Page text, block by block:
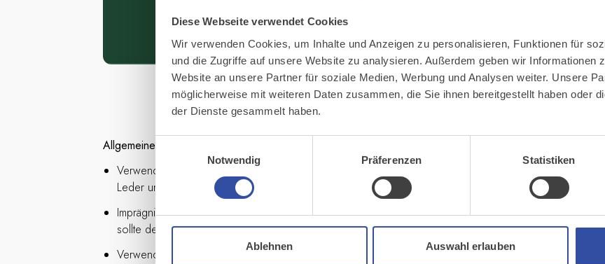
Diese Webseite verwendet Cookies
Wir verwenden Cookies, um Inhalte und Anzeigen zu personalisieren, Funktionen für
und die Zugriffe auf unsere Website zu analysieren. Außerdem geben wir Informationen
Website an unsere Partner für soziale Medien, Werbung und Analysen weiter. Unsere
möglicherweise mit weiteren Daten zusammen, die Sie ihnen bereitgestellt haben oder
der Dienste gesammelt haben.
Notwendig
Präferenzen Statistiken
Ablehnen Auswahl erlauben
Allgemeine Tipps für die Schuhpflege:
Verwenden Sie für jedes Material die richtige Pflege. Leder, Rau-
Leder und Textil benötigen unterschiedliche Produkte.
Imprägnieren Sie Ihre Schuhe regelmäßig – nach 12-15 Mal Tragen
sollte der Schutz neu aufgefrischt werden.
Verwenden Sie Schuhspanner, um die Form Ihrer Schuhe zu